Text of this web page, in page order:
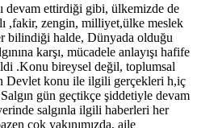
devam ettirdiği gibi, ülkemizde de
,fakir, zengin, milliyet,ülke meslek
bilindiği halde, Dünyada olduğu
karşı, mücadele anlayışı hafife
.Konu bireysel değil, toplumsal
Devlet konu ile ilgili gerçekleri h,iç
gün geçtikçe şiddetiyle devam
salgınla ilgili haberleri her
çok yakınımızda, aile